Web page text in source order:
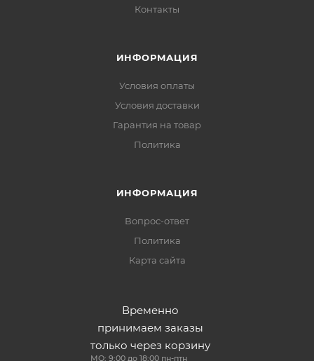
Контакты
ИНФОРМАЦИЯ
Условия оплаты
Условия доставки
Гарантия на товар
Политика
ИНФОРМАЦИЯ
Вопрос-ответ
Политика
Карта сайта
Временно
принимаем заказы
только через корзину
МО: 9:00 до 18:00 пн-птн